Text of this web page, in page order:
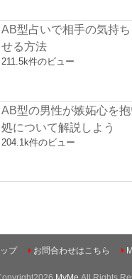
AB型占いで相手の気持
せる方法
211.5k件のビュー
AB型の男性が嫉妬心を
処について解説しよう
204.1k件のビュー
プ お問合わせはこちら